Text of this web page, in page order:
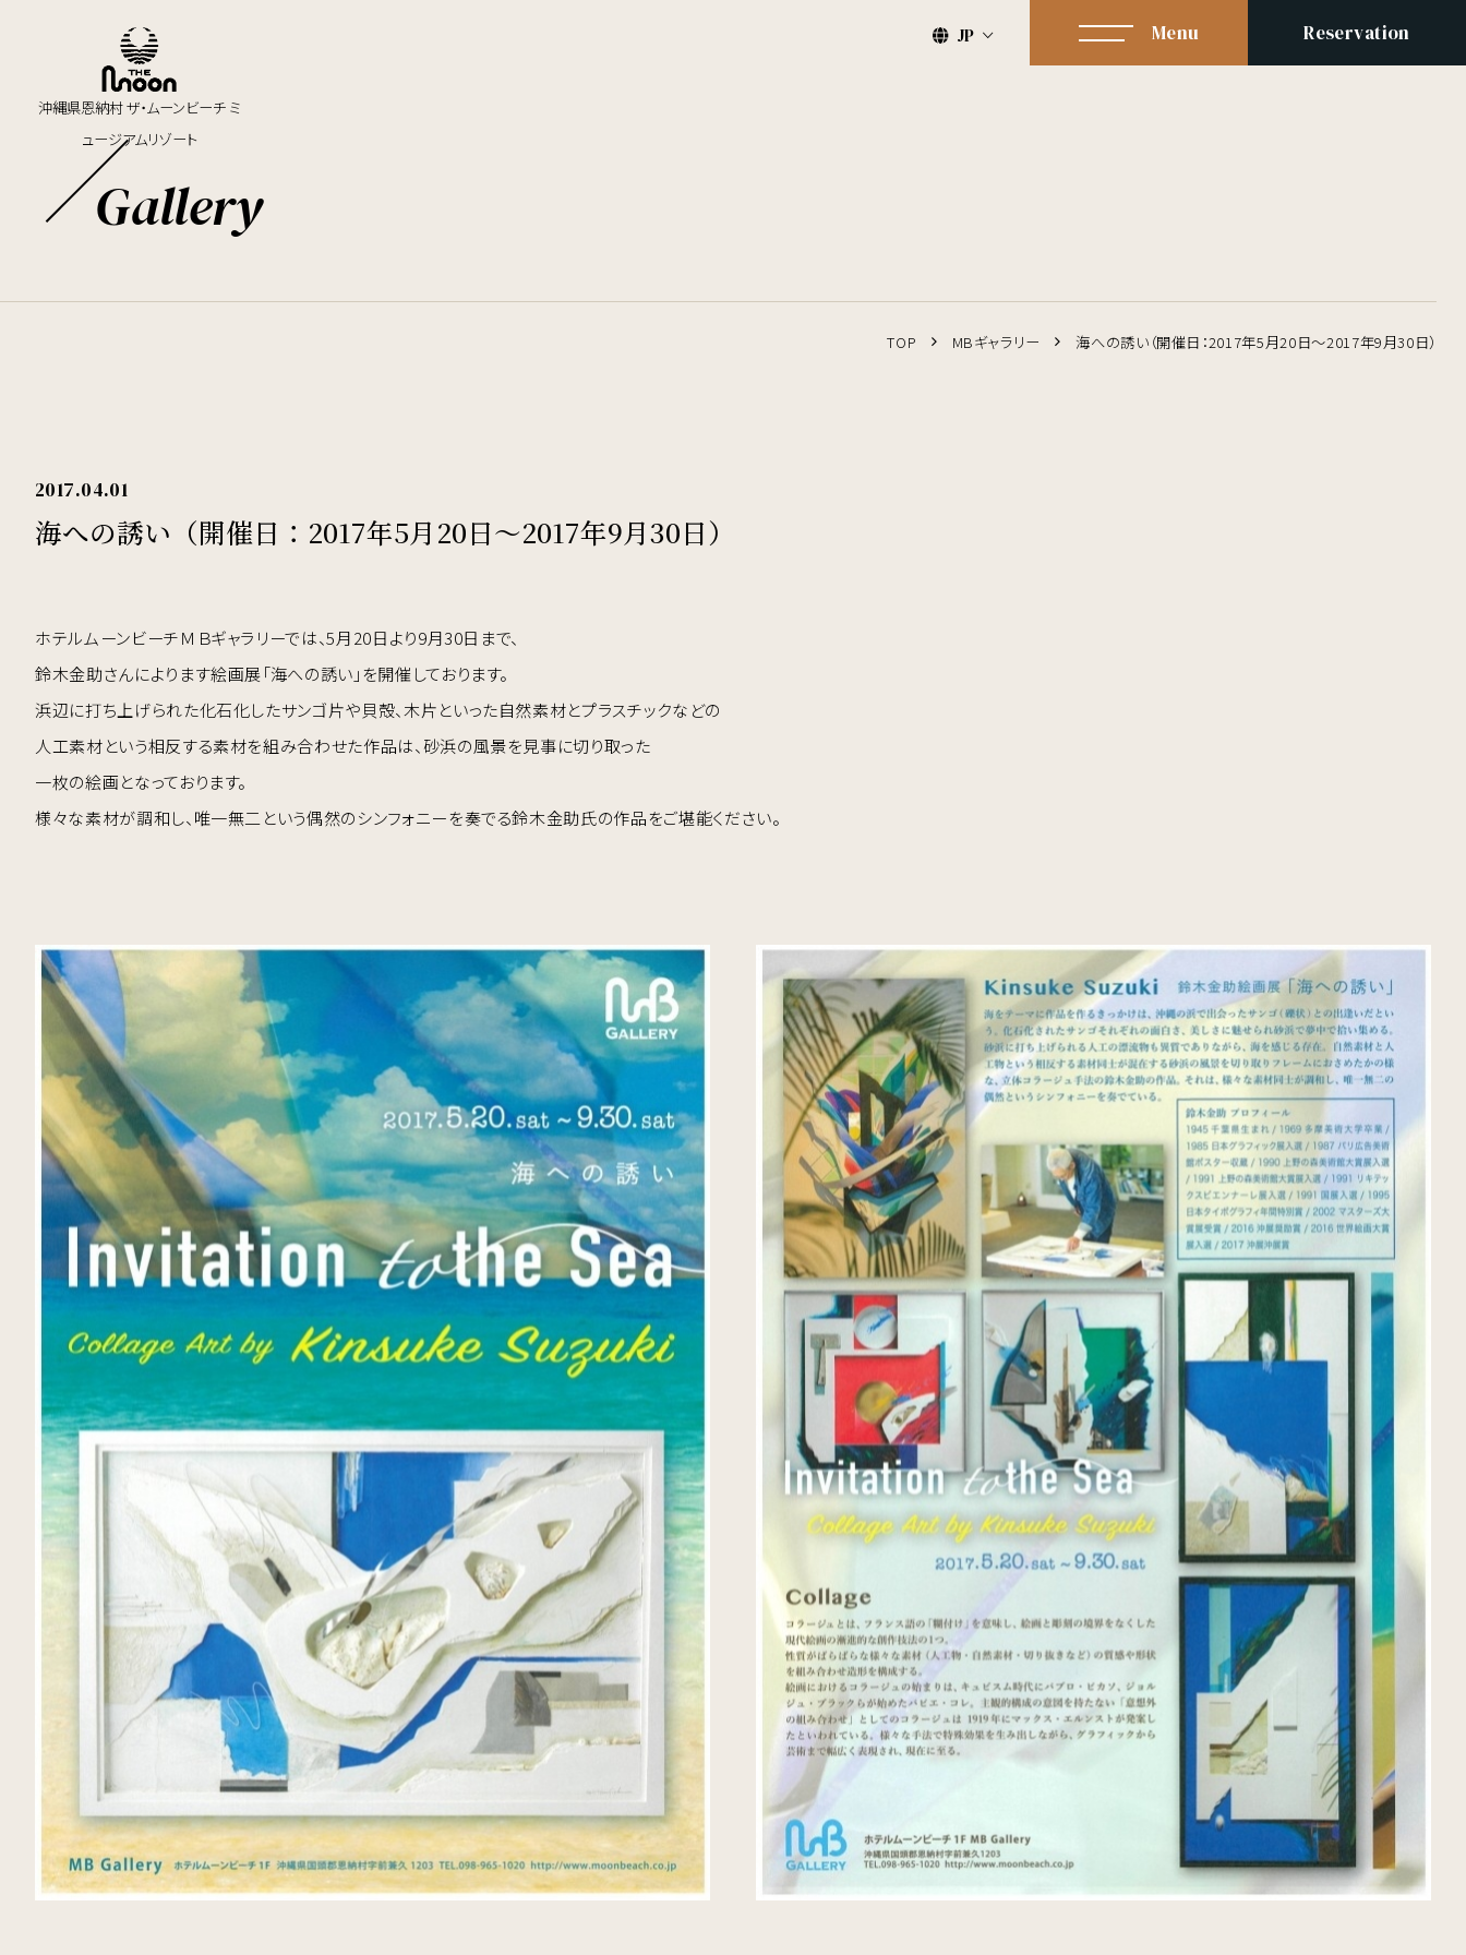
沖縄県恩納村 ザ・ムーンビーチ ミ
ュージアムリゾート
JP Menu Reservation
Gallery
TOP MBギャラリー 海への誘い（開催日：2017年5月20日～2017年9月30日）
2017.04.01
海への誘い（開催日：2017年5月20日～2017年9月30日）
ホテルムーンビーチＭＢギャラリーでは、5月20日より9月30日まで、
鈴木金助さんによります絵画展「海への誘い」を開催しております。
浜辺に打ち上げられた化石化したサンゴ片や貝殻、木片といった自然素材とプラスチックなどの
人工素材という相反する素材を組み合わせた作品は、砂浜の風景を見事に切り取った
一枚の絵画となっております。
様々な素材が調和し、唯一無二という偶然のシンフォニーを奏でる鈴木金助氏の作品をご堪能ください。